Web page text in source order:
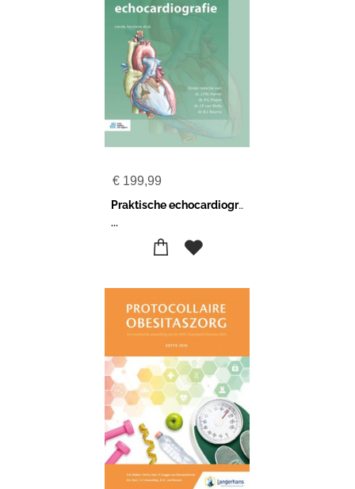
€ 199,99
Praktische echocardiografie
...